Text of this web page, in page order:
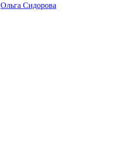
Ольга Сидорова